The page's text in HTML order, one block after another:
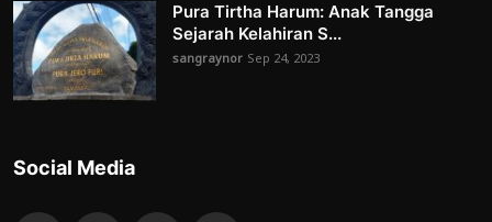
Pura Tirtha Harum: Anak Tangga
Sejarah Kelahiran S...
sangraynor Sep 24, 2023
Social Media